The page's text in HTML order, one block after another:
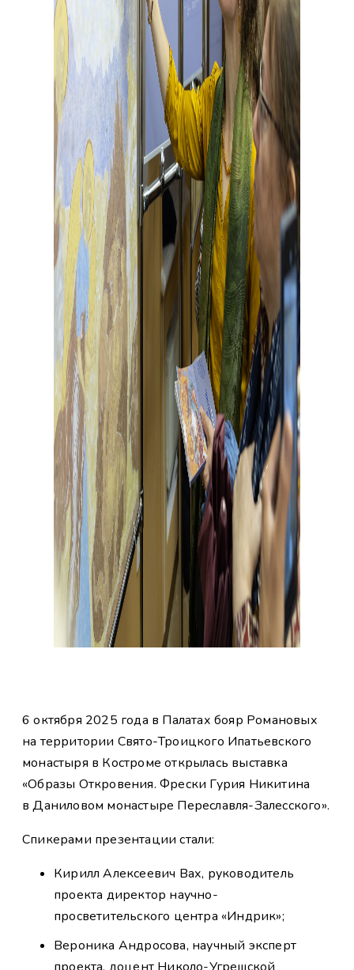
6 октября 2025 года в Палатах бояр Романовых
на территории Свято-Троицкого Ипатьевского
монастыря в Костроме открылась выставка
«Образы Откровения. Фрески Гурия Никитина
в Даниловом монастыре Переславля-Залесского».
Спикерами презентации стали:
Кирилл Алексеевич Вах, руководитель
проекта директор научно-
просветительского центра «Индрик»;
Вероника Андросова, научный эксперт
проекта, доцент Николо-Угрешской